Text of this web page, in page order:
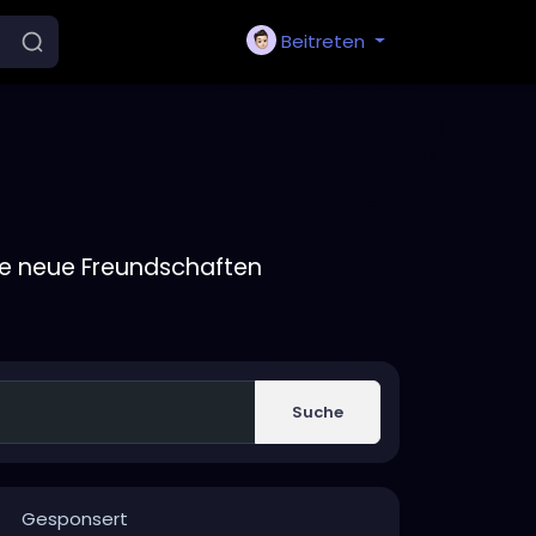
Beitreten
neue Freundschaften
Suche
Gesponsert